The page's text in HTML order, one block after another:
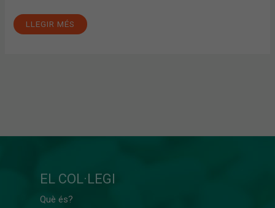
LLEGIR MÉS
EL COL·LEGI
Què és?